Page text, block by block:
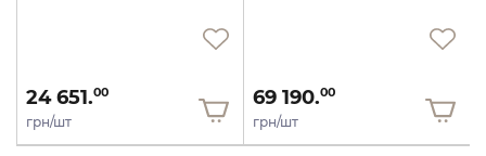
24 651.00
грн/шт
69 190.00
грн/шт